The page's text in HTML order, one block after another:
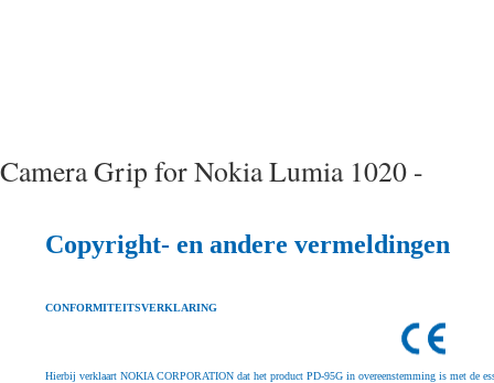
Camera Grip for Nokia Lumia 1020 -
Copyright- en andere vermeldingen
CONFORMITEITSVERKLARING
Hierbij verklaart NOKIA CORPORATION dat het product PD-95G in overeenstemming is met de